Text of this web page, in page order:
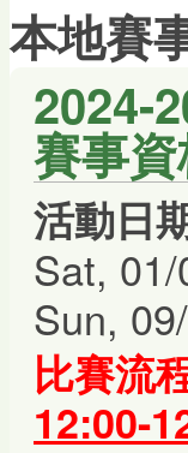
本地賽
2024-
賽事
活動日
Sat,
Sun,
比賽流
12:00-